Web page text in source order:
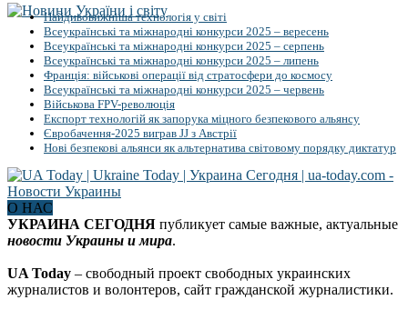
Найдивовижніша технологія у світі
Всеукраїнські та міжнародні конкурси 2025 – вересень
Всеукраїнські та міжнародні конкурси 2025 – серпень
Всеукраїнські та міжнародні конкурси 2025 – липень
Франція: військові операції від стратосфери до космосу
Всеукраїнські та міжнародні конкурси 2025 – червень
Військова FPV-революція
Експорт технологій як запорука міцного безпекового альянсу
Євробачення-2025 виграв JJ з Австрії
Нові безпекові альянси як альтернатива світовому порядку диктатур
О НАС
УКРАИНА СЕГОДНЯ публикует самые важные, актуальные
новости Украины и мира.
UA Today – свободный проект свободных украинских
журналистов и волонтеров, сайт гражданской журналистики.